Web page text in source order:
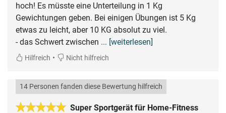
hoch! Es müsste eine Unterteilung in 1 Kg
Gewichtungen geben. Bei einigen Übungen ist 5 Kg
etwas zu leicht, aber 10 KG absolut zu viel.
- das Schwert zwischen ... [weiterlesen]
Hilfreich • Nicht hilfreich
Super Sportgerät für Home-Fitness
14 Personen fanden diese Bewertung hilfreich